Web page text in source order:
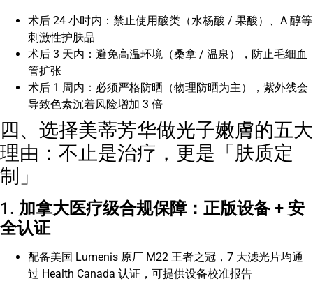
术后 24 小时内：禁止使用酸类（水杨酸 / 果酸）、A 醇等
刺激性护肤品
术后 3 天内：避免高温环境（桑拿 / 温泉），防止毛细血
管扩张
术后 1 周内：必须严格防晒（物理防晒为主），紫外线会
导致色素沉着风险增加 3 倍
四、选择美蒂芳华做光子嫩膚的五大
理由：不止是治疗，更是「肤质定
制」
1. 加拿大医疗级合规保障：正版设备 + 安
全认证
配备美国 Lumenis 原厂 M22 王者之冠，7 大滤光片均通
过 Health Canada 认证，可提供设备校准报告